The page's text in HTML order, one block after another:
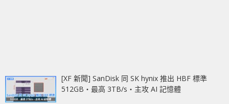
[XF 新聞] SanDisk 同 SK hynix 推出 HBF 標準
512GB‧最高 3TB/s‧主攻 AI 記憶體